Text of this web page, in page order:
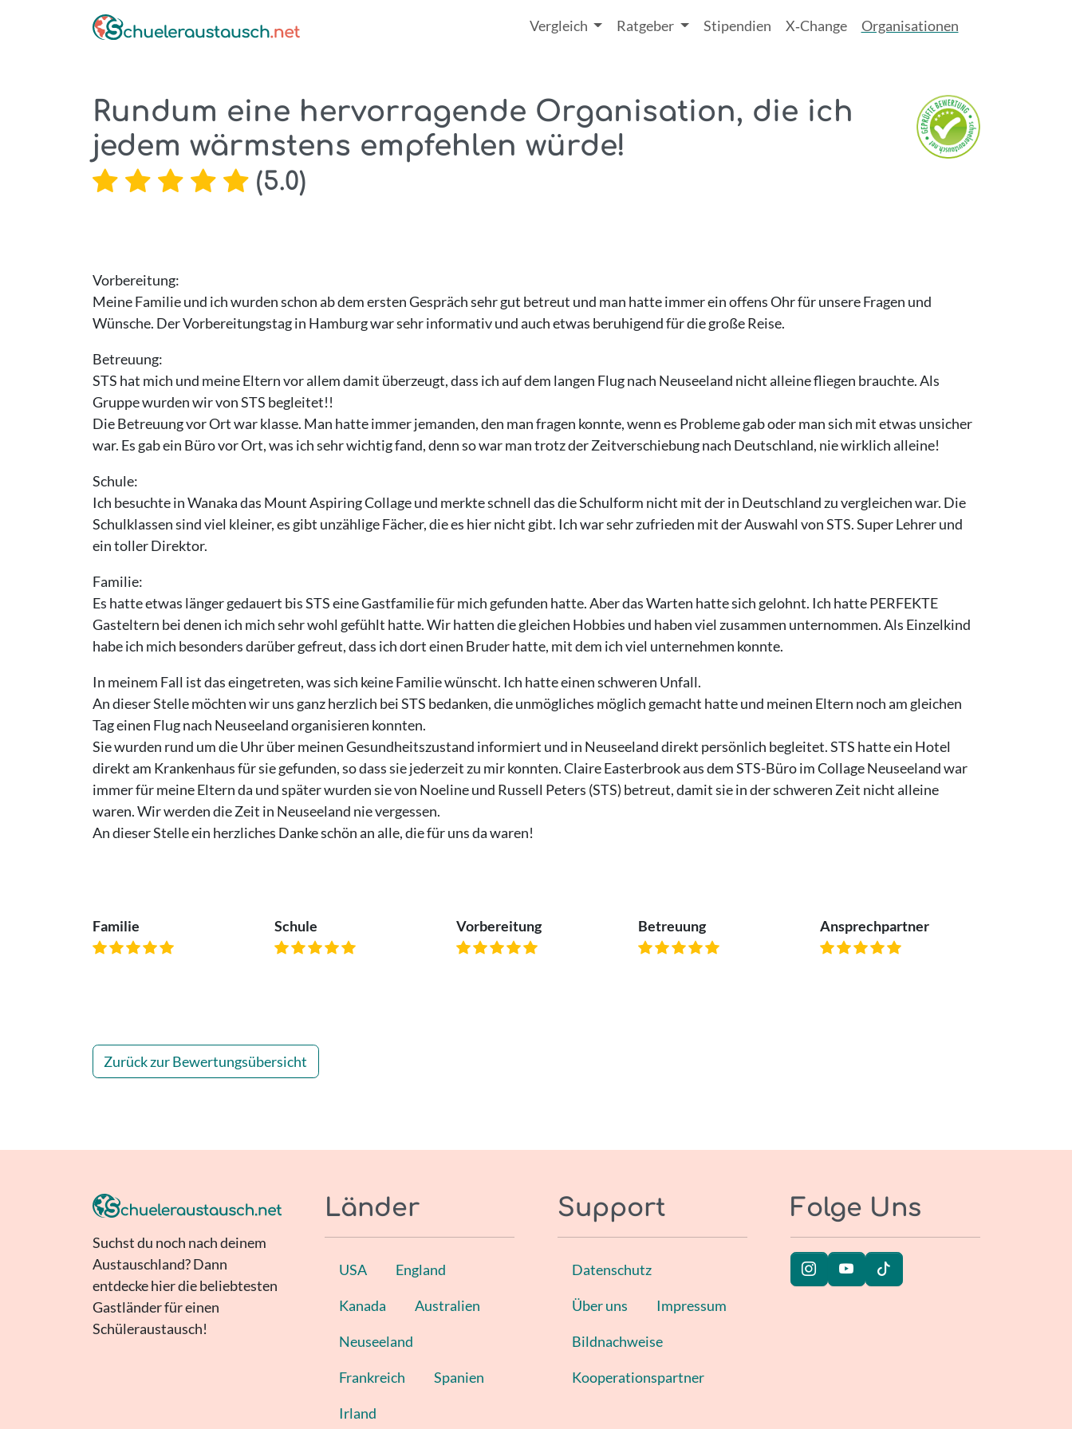
Vergleich Ratgeber Stipendien X‑Change Organisationen
Rundum eine hervorragende Organisation, die ich
jedem wärmstens empfehlen würde!
(5.0)
Vorbereitung:
Meine Familie und ich wurden schon ab dem ersten Gespräch sehr gut betreut und man hatte immer ein offens Ohr für unsere Fragen und
Wünsche. Der Vorbereitungstag in Hamburg war sehr informativ und auch etwas beruhigend für die große Reise.
Betreuung:
STS hat mich und meine Eltern vor allem damit überzeugt, dass ich auf dem langen Flug nach Neuseeland nicht alleine fliegen brauchte. Als
Gruppe wurden wir von STS begleitet!!
Die Betreuung vor Ort war klasse. Man hatte immer jemanden, den man fragen konnte, wenn es Probleme gab oder man sich mit etwas unsicher
war. Es gab ein Büro vor Ort, was ich sehr wichtig fand, denn so war man trotz der Zeitverschiebung nach Deutschland, nie wirklich alleine!
Schule:
Ich besuchte in Wanaka das Mount Aspiring Collage und merkte schnell das die Schulform nicht mit der in Deutschland zu vergleichen war. Die
Schulklassen sind viel kleiner, es gibt unzählige Fächer, die es hier nicht gibt. Ich war sehr zufrieden mit der Auswahl von STS. Super Lehrer und
ein toller Direktor.
Familie:
Es hatte etwas länger gedauert bis STS eine Gastfamilie für mich gefunden hatte. Aber das Warten hatte sich gelohnt. Ich hatte PERFEKTE
Gasteltern bei denen ich mich sehr wohl gefühlt hatte. Wir hatten die gleichen Hobbies und haben viel zusammen unternommen. Als Einzelkind
habe ich mich besonders darüber gefreut, dass ich dort einen Bruder hatte, mit dem ich viel unternehmen konnte.
In meinem Fall ist das eingetreten, was sich keine Familie wünscht. Ich hatte einen schweren Unfall.
An dieser Stelle möchten wir uns ganz herzlich bei STS bedanken, die unmögliches möglich gemacht hatte und meinen Eltern noch am gleichen
Tag einen Flug nach Neuseeland organisieren konnten.
Sie wurden rund um die Uhr über meinen Gesundheitszustand informiert und in Neuseeland direkt persönlich begleitet. STS hatte ein Hotel
direkt am Krankenhaus für sie gefunden, so dass sie jederzeit zu mir konnten. Claire Easterbrook aus dem STS-Büro im Collage Neuseeland war
immer für meine Eltern da und später wurden sie von Noeline und Russell Peters (STS) betreut, damit sie in der schweren Zeit nicht alleine
waren. Wir werden die Zeit in Neuseeland nie vergessen.
An dieser Stelle ein herzliches Danke schön an alle, die für uns da waren!
Familie Schule Vorbereitung Betreuung Ansprechpartner
Zurück zur Bewertungsübersicht
Suchst du noch nach deinem
Austauschland? Dann
entdecke hier die beliebtesten
Gastländer für einen
Schüleraustausch!
Länder
USA England
Kanada Australien
Neuseeland
Frankreich Spanien
Irland
Support
Datenschutz
Über uns Impressum
Bildnachweise
Kooperationspartner
Folge Uns